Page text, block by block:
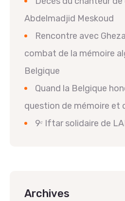
Abdelmadjid Meskoud
Rencontre avec
combat de la mémoire
Belgique
Quand la Belgique
question de mémoire et
9ᵉ Iftar solidaire de
Archives